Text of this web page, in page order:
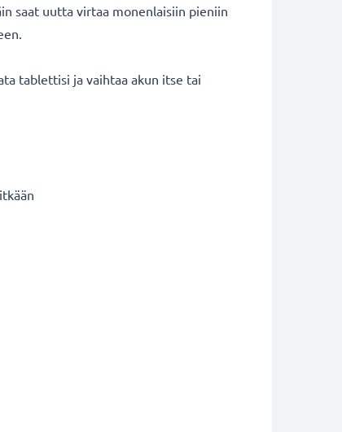
saat uutta virtaa monenlaisiin pieniin
tablettisi ja vaihtaa akun itse tai